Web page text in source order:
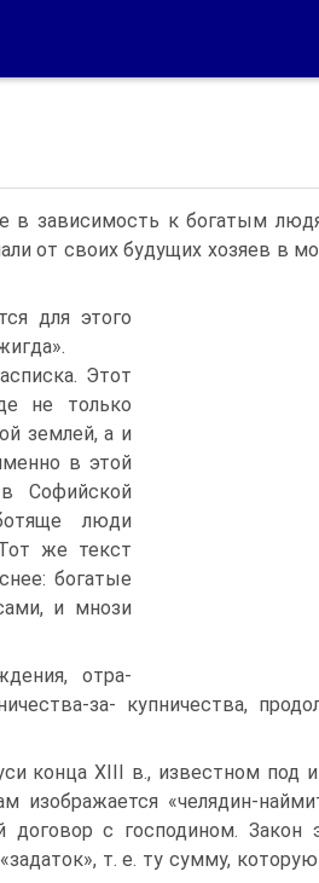
в зави­симость к богатым
от своих бу­дущих хозяев в
для этого
Этот
не только
землей, а и
в этой
Софийской
люди
же текст
богатые
и мнози
отра­
за- купничества,
кон­ца XIII в., известном под
«челядин-
договор с господином. Закон
т. e. ту сумму,